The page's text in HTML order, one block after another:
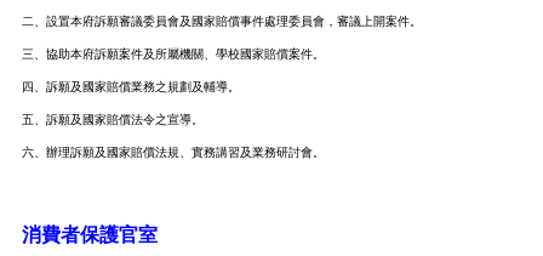
二、設置本府訴願審議委員會及國家賠償事件處理委員會，審議上開案件。
三、協助本府訴願案件及所屬機關、學校國家賠償案件。
四、訴願及國家賠償業務之規劃及輔導。
五、訴願及國家賠償法令之宣導。
六、辦理訴願及國家賠償法規、實務講習及業務研討會
消費者保護官室